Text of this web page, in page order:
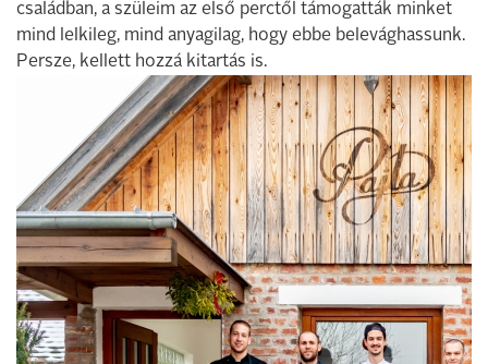
családban, a szüleim az első perctől támogatták minket
mind lelkileg, mind anyagilag, hogy ebbe belevághassunk.
Persze, kellett hozzá kitartás is.